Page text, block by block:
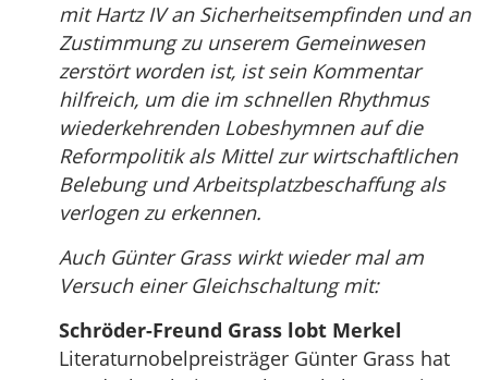
mit Hartz IV an Sicherheitsempfinden und an
Zustimmung zu unserem Gemeinwesen
zerstört worden ist, ist sein Kommentar
hilfreich, um die im schnellen Rhythmus
wiederkehrenden Lobeshymnen auf die
Reformpolitik als Mittel zur wirtschaftlichen
Belebung und Arbeitsplatzbeschaffung als
verlogen zu erkennen.
Auch Günter Grass wirkt wieder mal am
Versuch einer Gleichschaltung mit:
Schröder-Freund Grass lobt Merkel
Literaturnobelpreisträger Günter Grass hat